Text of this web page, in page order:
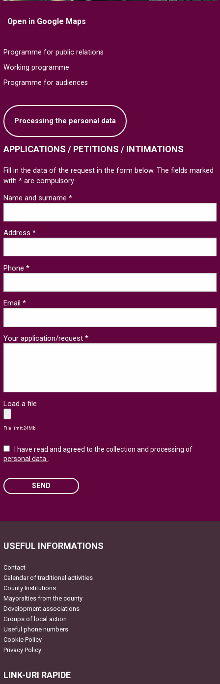
Open in Google Maps
Programme for public relations
Working programme
Programme for audiences
Processing the personal data
APPLICATIONS / PETITIONS / INTIMATIONS
Fill in the data of the request in the form below. The fields marked
with * are compulsory.
Name and surname *
Address *
Phone *
Email *
Your application/request *
Load a file
File limit 24Mb
I have read and agreed to the collection and processing of
personal data.
SEND
USEFUL INFORMATIONS
Contact
Calendar of traditional activities
County Institutions
Mayoralties from the county
Development associations
Groups of local action
Useful phone numbers
Cookie Policy
Privacy Policy
LINK-URI RAPIDE